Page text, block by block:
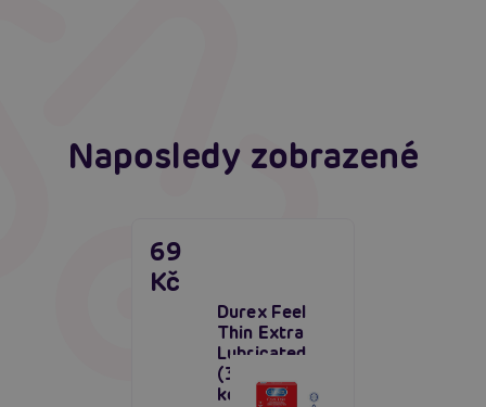
Naposledy zobrazené
Durex Feel
Thin Extra
Lubricated
(3ks), tenké
kondomy
69
Kč